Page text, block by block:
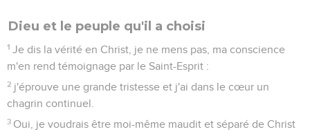
Dieu et le peuple qu'il a choisi
1 Je dis la vérité en Christ, je ne mens pas, ma conscience
m'en rend témoignage par le Saint-Esprit :
2 j'éprouve une grande tristesse et j'ai dans le cœur un
chagrin continuel.
3 Oui, je voudrais être moi-même maudit et séparé de Christ